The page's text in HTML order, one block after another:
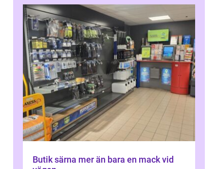
Butik särna mer än bara en mack vid